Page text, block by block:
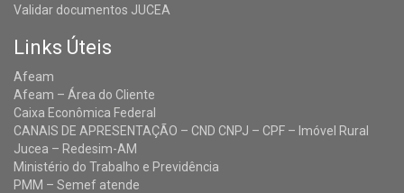
Validar documentos JUCEA
Links Úteis
Afeam
Afeam – Área do Cliente
Caixa Econômica Federal
CANAIS DE APRESENTAÇÃO – CND CNPJ – CPF – Imóvel Rural
Jucea – Redesim-AM
Ministério do Trabalho e Previdência
PMM – Semef atende